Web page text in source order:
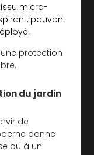
micro-
pouvant
protection
du jardin
de
donne
ou à un